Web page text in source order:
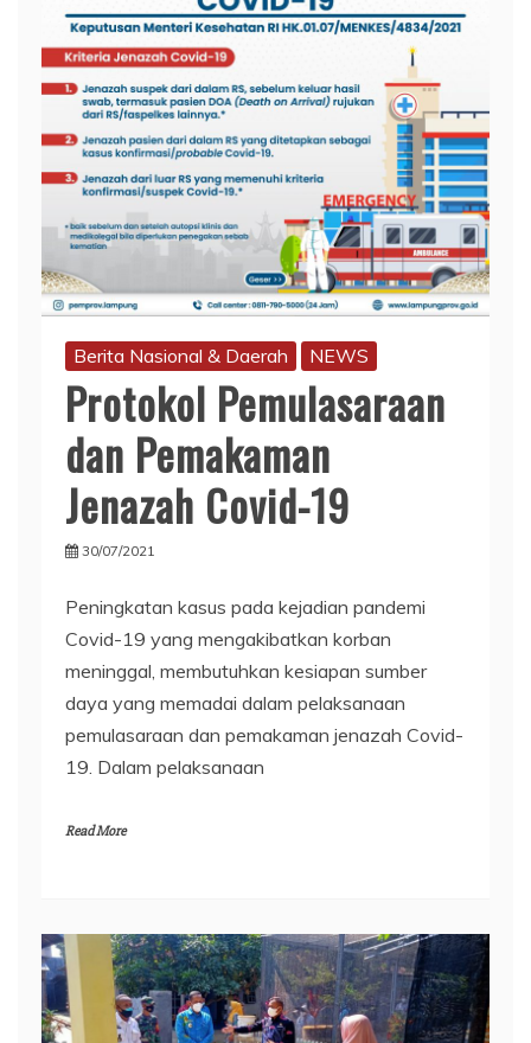
Berita Nasional & Daerah NEWS
Protokol Pemulasaraan
dan Pemakaman
Jenazah Covid-19
30/07/2021
Peningkatan kasus pada kejadian pandemi
Covid-19 yang mengakibatkan korban
meninggal, membutuhkan kesiapan sumber
daya yang memadai dalam pelaksanaan
pemulasaraan dan pemakaman jenazah Covid-
19. Dalam pelaksanaan
Read More